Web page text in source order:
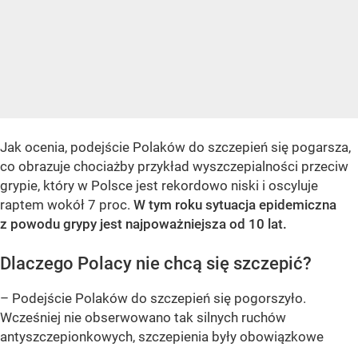
Jak ocenia, podejście Polaków do szczepień się pogarsza,
co obrazuje chociażby przykład wyszczepialności przeciw
grypie, który w Polsce jest rekordowo niski i oscyluje
raptem wokół 7 proc. W tym roku sytuacja epidemiczna
z powodu grypy jest najpoważniejsza od 10 lat.
Dlaczego Polacy nie chcą się szczepić?
– Podejście Polaków do szczepień się pogorszyło.
Wcześniej nie obserwowano tak silnych ruchów
antyszczepionkowych, szczepienia były obowiązkowe